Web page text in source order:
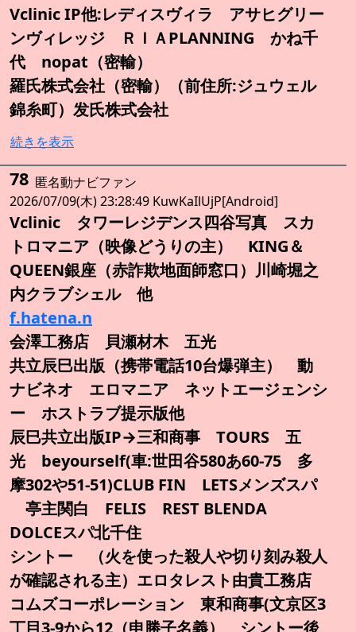
Vclinic IP他:レディスヴィラ アサヒグリー
ンヴィレッジ ＲＩＡPLANNING かね千
代 nopat（密輸）
羅氏株式会社（密輸）（前住所:ジュウェル
錦糸町）发氏株式会社
続きを表示
78 匿名動ナビファン
2026/07/09(木) 23:28:49 KuwKaIlUjP[Android]
Vclinic タワーレジデンス四谷写真 スカ
トロマニア（映像どうりの主） KING＆
QUEEN銀座（赤詐欺地面師窓口）川崎堀之
内クラブシェル 他
f.hatena.n
会澤工務店 貝瀬材木 五光
共立辰巳出版（携帯電話10台爆弾主） 動
ナビネオ エロマニア ネットエージェンシ
ー ホストラブ提示版他
辰巳共立出版IP→三和商事 TOURS 五
光 beyourself(車:世田谷580あ60-75 多
摩302や51-51)CLUB FIN LETSメンズスパ
亭主関白 FELIS REST BLENDA
DOLCEスパ北千住
シントー （火を使った殺人や切り刻み殺人
が確認される主）エロタレスト由貴工務店
コムズコーポレーション 東和商事(文京区3
丁目3-9から12（申勝子名義） シントー後